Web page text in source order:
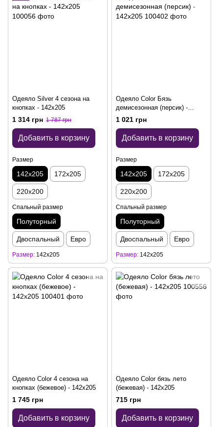
Одеяло Silver 4 сезона на
кнопках - 142x205
1 314 грн 1 787 грн
Добавить в корзину
Размер
142x205 172x205
220x200
Спальный размер
Полуторный
Двоспальный Евро
Размер 142x205
Одеяло Color Бязь
демисезонная (персик) -
142x205
1 021 грн
Добавить в корзину
Размер
142x205 172x205
220x200
Спальный размер
Полуторный
Двоспальный Евро
Размер 142x205
Одеяло Color 4 сезона на
кнопках (бежевое) - 142x205
1 745 грн
Добавить в корзину
Одеяло Color бязь лето
(бежевая) - 142x205
715 грн
Добавить в корзину